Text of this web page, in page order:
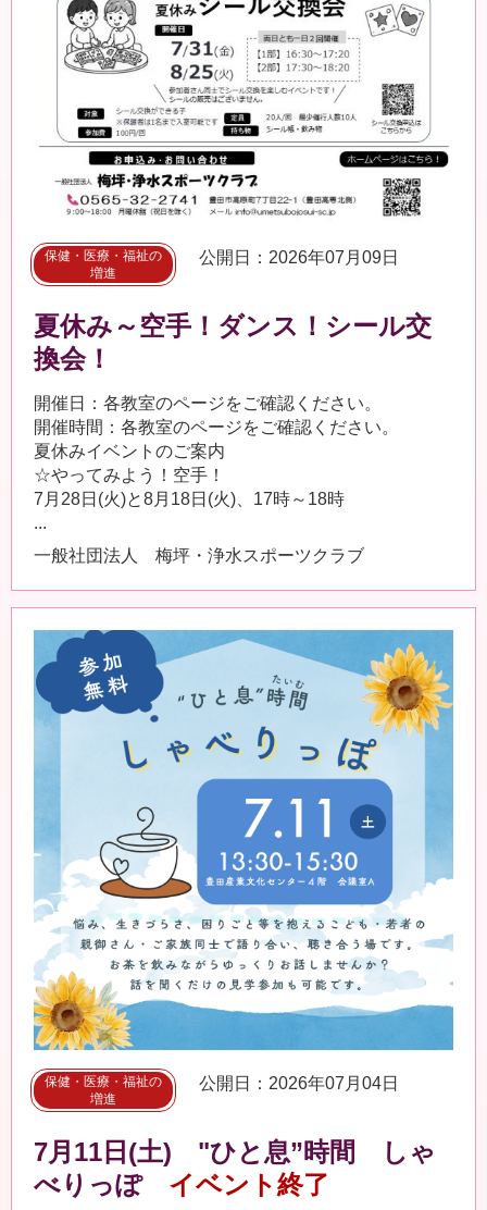
保健・医療・福祉の
増進
公開日：2026年07月09日
夏休み～空手！ダンス！シール交
換会！
開催日：各教室のページをご確認ください。
開催時間：各教室のページをご確認ください。
夏休みイベントのご案内
☆やってみよう！空手！
7月28日(火)と8月18日(火)、17時～18時
...
一般社団法人 梅坪・浄水スポーツクラブ
保健・医療・福祉の
増進
公開日：2026年07月04日
7月11日(土) "ひと息”時間 しゃ
べりっぽ
イベント終了